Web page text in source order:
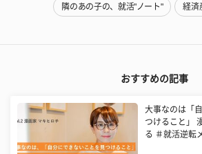
隣のあの子の、就活"ノート" 経済
おすすめの記事
大事なのは「
つけること」
る ＃就活逆転